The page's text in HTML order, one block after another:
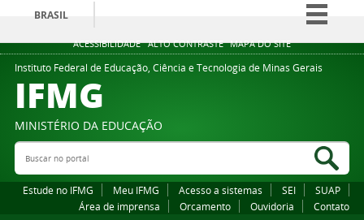
ACESSIBILIDADE ALTO CONTRASTE MAPA DO SITE
BRASIL
Simplifique!
Comunica BR
Legislação
Instituto Federal de Educação, Ciência e Tecnologia de Minas Gerais
IFMG
MINISTÉRIO DA EDUCAÇÃO
Buscar no portal
Estude no IFMG Meu IFMG Acesso a sistemas SEI
SUAP
Área de imprensa
Orcamento Ouvidoria Contato